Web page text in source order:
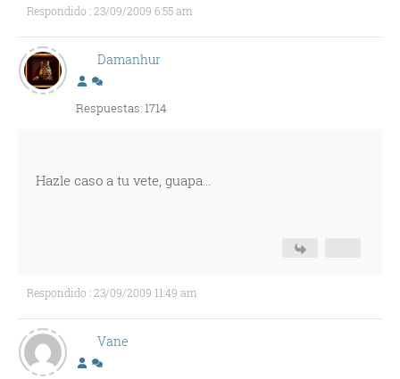
Respondido : 23/09/2009 6:55 am
Damanhur
Respuestas: 1714
Hazle caso a tu vete, guapa...
Respondido : 23/09/2009 11:49 am
Vane